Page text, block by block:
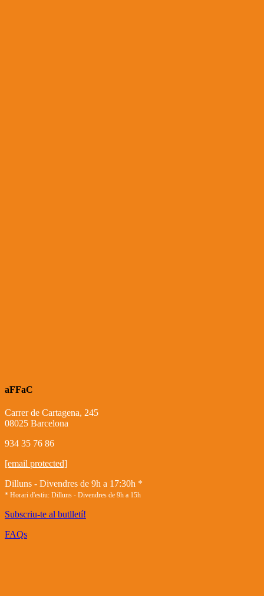
aFFaC
Carrer de Cartagena, 245
08025 Barcelona
934 35 76 86
[email protected]
Dilluns - Divendres de 9h a 17:30h *
* Horari d'estiu: Dilluns - Divendres de 9h a 15h
Subscriu-te al butlletí!
FAQs